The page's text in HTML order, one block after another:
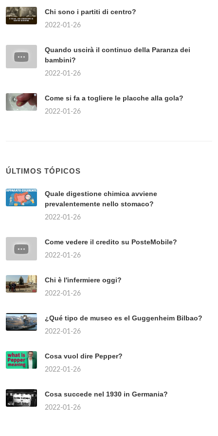
Chi sono i partiti di centro?
2022-01-26
Quando uscirà il continuo della Paranza dei
bambini?
2022-01-26
Come si fa a togliere le placche alla gola?
2022-01-26
ÚLTIMOS TÓPICOS
Quale digestione chimica avviene
prevalentemente nello stomaco?
2022-01-26
Come vedere il credito su PosteMobile?
2022-01-26
Chi è l'infermiere oggi?
2022-01-26
¿Qué tipo de museo es el Guggenheim Bilbao?
2022-01-26
Cosa vuol dire Pepper?
2022-01-26
Cosa succede nel 1930 in Germania?
2022-01-26